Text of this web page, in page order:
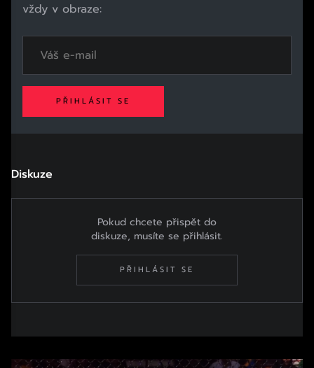
vždy v obraze:
PŘIHLÁSIT SE
Diskuze
Pokud chcete přispět do
diskuze, musíte se přihlásit.
PŘIHLÁSIT SE